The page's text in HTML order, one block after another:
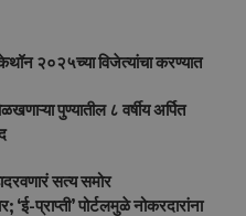
२०२५च्या विजेत्यांचा करण्यात
पुण्यातील ८ वर्षीय अर्पित
सत्य समोर
प्राप्ती’ पोर्टलमुळे नोकरदारांना